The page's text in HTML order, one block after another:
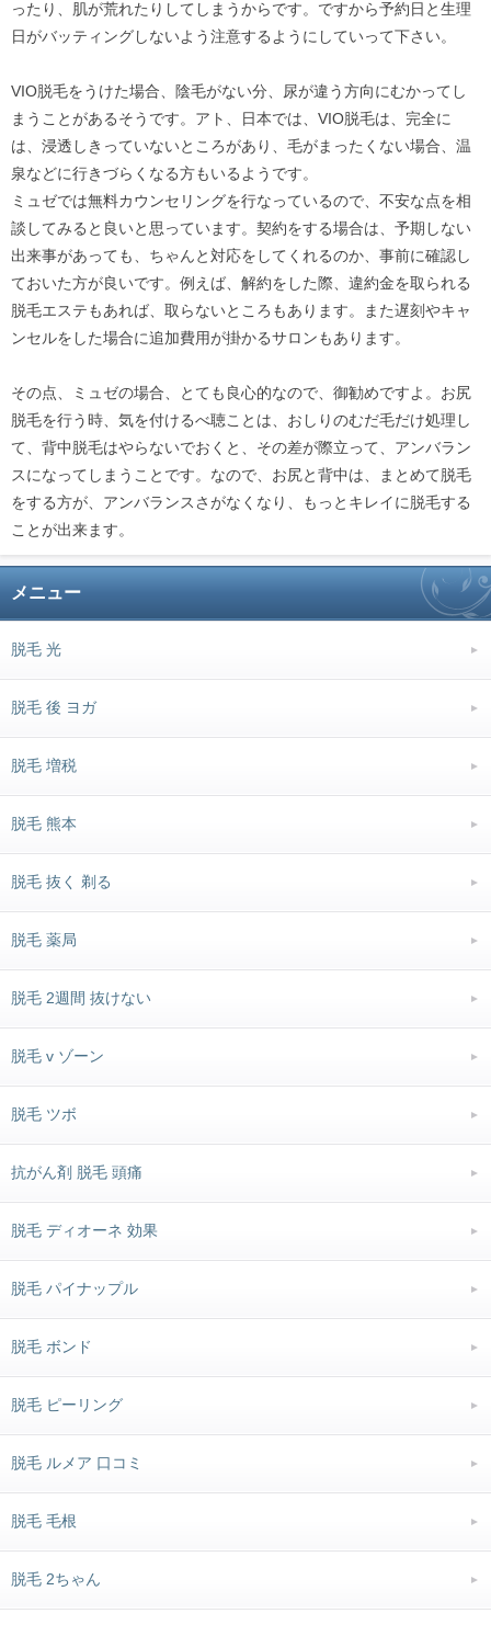
ったり、肌が荒れたりしてしまうからです。ですから予約日と生理
日がバッティングしないよう注意するようにしていって下さい。
VIO脱毛をうけた場合、陰毛がない分、尿が違う方向にむかってし
まうことがあるそうです。アト、日本では、VIO脱毛は、完全に
は、浸透しきっていないところがあり、毛がまったくない場合、温
泉などに行きづらくなる方もいるようです。
ミュゼでは無料カウンセリングを行なっているので、不安な点を相
談してみると良いと思っています。契約をする場合は、予期しない
出来事があっても、ちゃんと対応をしてくれるのか、事前に確認し
ておいた方が良いです。例えば、解約をした際、違約金を取られる
脱毛エステもあれば、取らないところもあります。また遅刻やキャ
ンセルをした場合に追加費用が掛かるサロンもあります。
その点、ミュゼの場合、とても良心的なので、御勧めですよ。お尻
脱毛を行う時、気を付けるべ聴ことは、おしりのむだ毛だけ処理し
て、背中脱毛はやらないでおくと、その差が際立って、アンバラン
スになってしまうことです。なので、お尻と背中は、まとめて脱毛
をする方が、アンバランスさがなくなり、もっとキレイに脱毛する
ことが出来ます。
メニュー
脱毛 光
脱毛 後 ヨガ
脱毛 増税
脱毛 熊本
脱毛 抜く 剃る
脱毛 薬局
脱毛 2週間 抜けない
脱毛 v ゾーン
脱毛 ツボ
抗がん剤 脱毛 頭痛
脱毛 ディオーネ 効果
脱毛 パイナップル
脱毛 ボンド
脱毛 ピーリング
脱毛 ルメア 口コミ
脱毛 毛根
脱毛 2ちゃん